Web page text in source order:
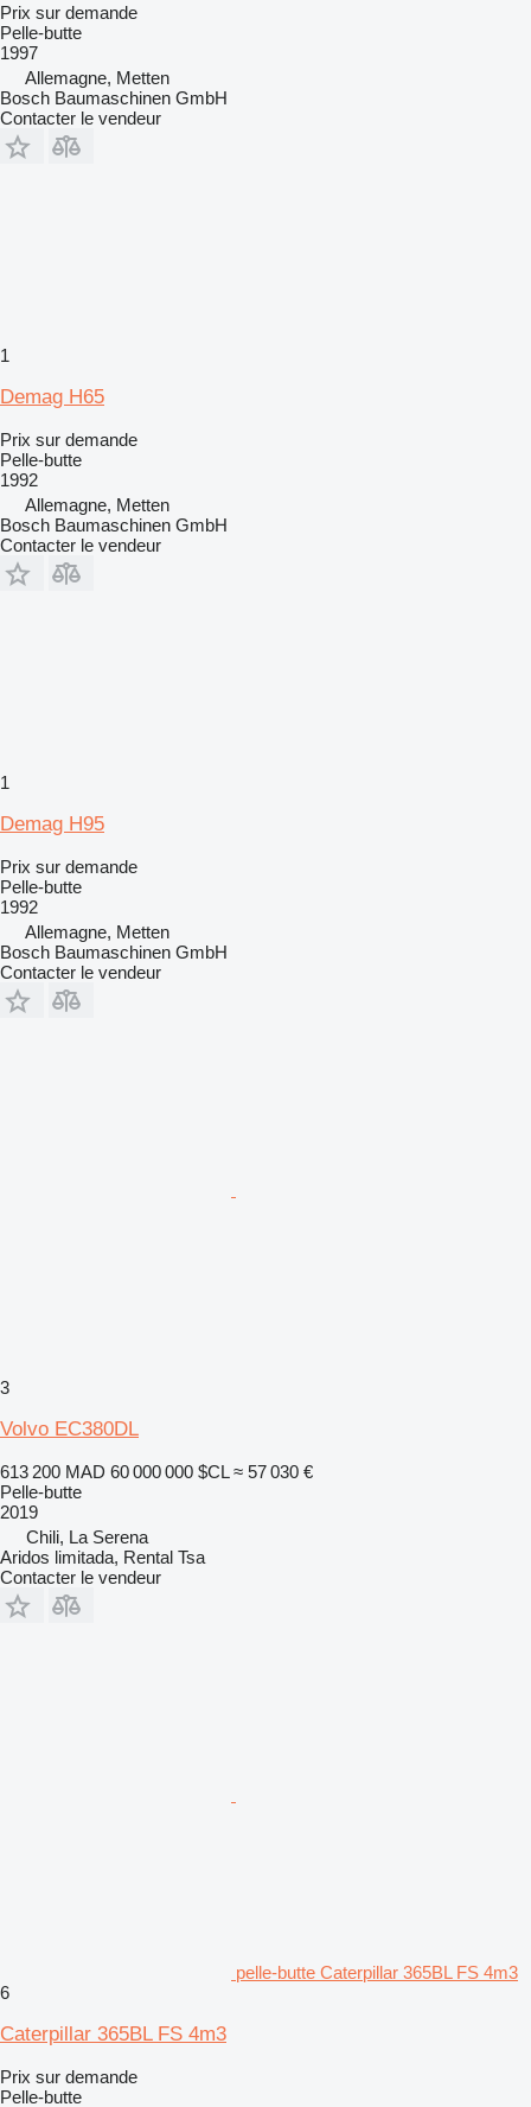
Prix sur demande
Pelle-butte
1997
Allemagne, Metten
Bosch Baumaschinen GmbH
Contacter le vendeur
1
Demag H65
Prix sur demande
Pelle-butte
1992
Allemagne, Metten
Bosch Baumaschinen GmbH
Contacter le vendeur
1
Demag H95
Prix sur demande
Pelle-butte
1992
Allemagne, Metten
Bosch Baumaschinen GmbH
Contacter le vendeur
3
Volvo EC380DL
613 200 MAD 60 000 000 $CL ≈ 57 030 €
Pelle-butte
2019
Chili, La Serena
Aridos limitada, Rental Tsa
Contacter le vendeur
pelle-butte Caterpillar 365BL FS 4m3
6
Caterpillar 365BL FS 4m3
Prix sur demande
Pelle-butte